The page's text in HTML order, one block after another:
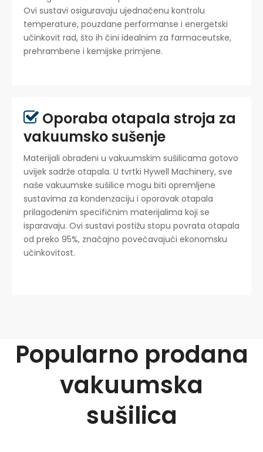
Ovi sustavi osiguravaju ujednačenu kontrolu
temperature, pouzdane performanse i energetski
učinkovit rad, što ih čini idealnim za farmaceutske,
prehrambene i kemijske primjene.
 Oporaba otapala stroja za
vakuumsko sušenje
Materijali obrađeni u vakuumskim sušilicama gotovo
uvijek sadrže otapala. U tvrtki Hywell Machinery, sve
naše vakuumske sušilice mogu biti opremljene
sustavima za kondenzaciju i oporavak otapala
prilagođenim specifičnim materijalima koji se
isparavaju. Ovi sustavi postižu stopu povrata otapala
od preko 95%, značajno povećavajući ekonomsku
učinkovitost.
Popularno prodana
vakuumska
sušilica